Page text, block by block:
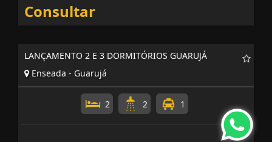
Consultar
LANÇAMENTO 2 E 3 DORMITÓRIOS GUARUJÁ
Enseada - Guarujá
2 2 1